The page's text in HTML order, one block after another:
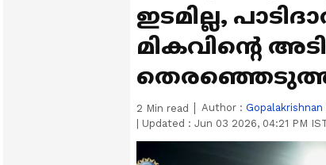
ഇടമില്ല,
മികവിന്‍റെ
തെരഞ്ഞെടുത്ത
2 Min read Author : Gopalakrishnan
Updated : Jun 03 2026, 04:21 PM